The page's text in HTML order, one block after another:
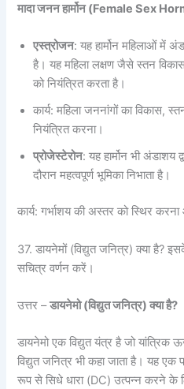
मादा जनन हार्मोन (Female Sex
एस्त्रोजन: यह हार्मोन महिलाओं में
है। यह महिला लक्षण जैसे स्तन
को नियंत्रित करता है।
कार्य: महिला जननांगों का विकास,
नियंत्रित करना।
प्रोजेस्टेरोन: यह हार्मोन भी अंडाशय
दौरान महत्वपूर्ण भूमिका निभाता है।
कार्य: गर्भाशय की अस्तर को स्थिर
37. डायनेमों (विद्युत जनित्र) क्या है?
सचित्र वर्णन करें।
उत्तर –डायनेमो (विद्युत जनित्र) क्या है?
डायनेमो एक विद्युत यंत्र है जो यांत्रिक
विद्युत जनित्र भी कहा जाता है। यह एक
रूप से सिधे धारा (DC) उत्पन्न करने के